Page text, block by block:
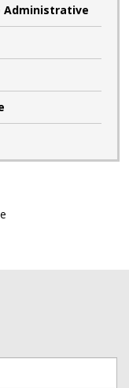
Administrative